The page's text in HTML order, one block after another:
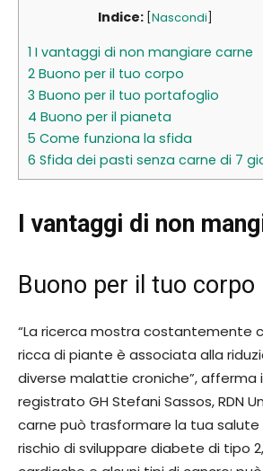
Indice: Nascondi
1 I vantaggi di non mangiare carne
2 Buono per il tuo corpo
3 Buono per il tuo portafoglio
4 Buono per il pianeta
5 Come funziona la sfida
6 Sfida dei pasti senza carne di 7
I vantaggi di non
Buono per il tuo corpo
“La ricerca mostra costantemente
ricca di piante è associata alla
diverse malattie croniche”, afferma
registrato GH Stefani Sassos, RDN
carne può trasformare la tua salute
rischio di sviluppare diabete di tipo